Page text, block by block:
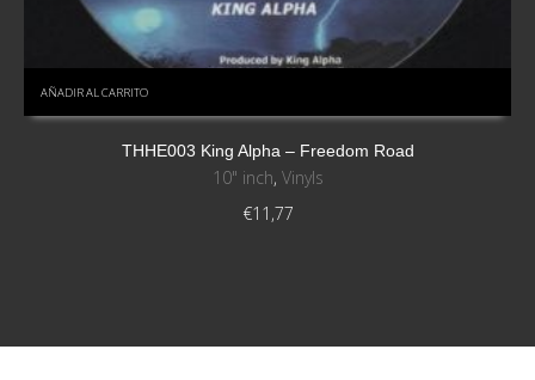
AÑADIR AL CARRITO
THHE003 King Alpha – Freedom Road
10" inch, Vinyls
€11,77